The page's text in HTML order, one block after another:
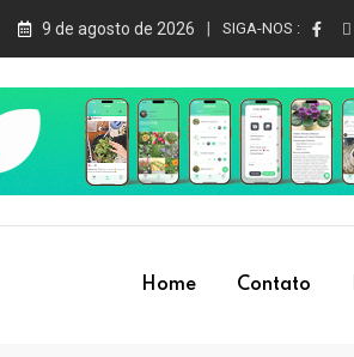
9 de agosto de 2026 SIGA-NOS :
Home Contato